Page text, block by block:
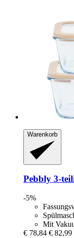
Warenkorb
Pebbly 3-​
-5%
Mit
€ 78,84 € 82,99